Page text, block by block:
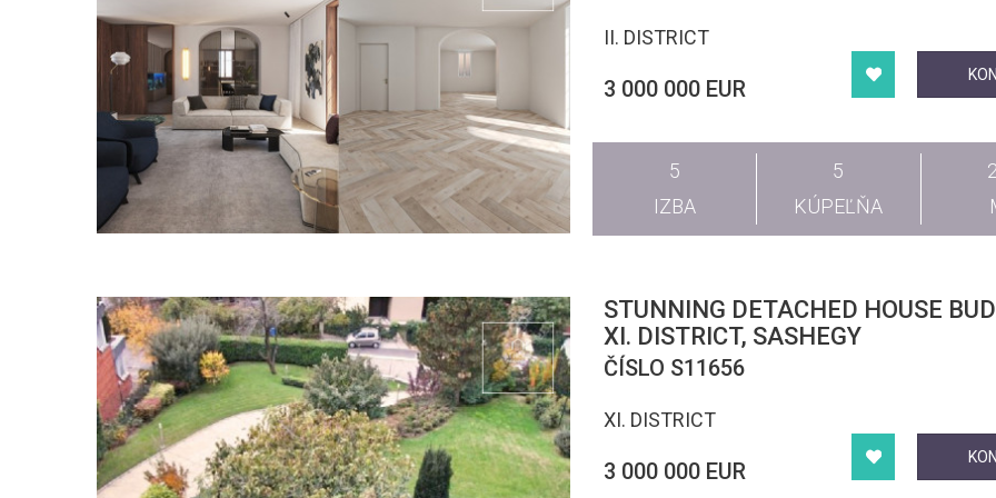
II. DISTRICT
3 000 000 EUR
5
IZBA
5
KÚPEĽŇA
STUNNING DETACHED HOUSE BUDAPEST
XI. DISTRICT, SASHEGY
ČÍSLO S11656
XI. DISTRICT
3 000 000 EUR